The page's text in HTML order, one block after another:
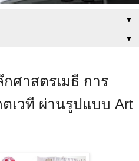
▼
▼
ศาสตรเมธี การ
เวที ผ่านรูปแบบ Art